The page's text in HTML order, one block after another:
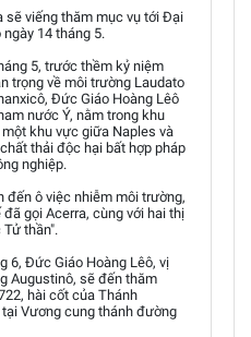
sẽ viếng thăm mục vụ tới Đại
14 tháng 5.
5, trước thềm kỷ niệm
trọng về môi trường Laudato
Đức Giáo Hoàng Lêô
nước Ý, nằm trong khu
khu vực giữa Naples và
thải độc hại bất hợp pháp
nghiệp.
đến ô việc nhiễm môi trường,
gọi Acerra, cùng với hai thị
thần".
6, Đức Giáo Hoàng Lêô, vị
Augustinô, sẽ đến thăm
hài cốt của Thánh
Vương cung thánh đường